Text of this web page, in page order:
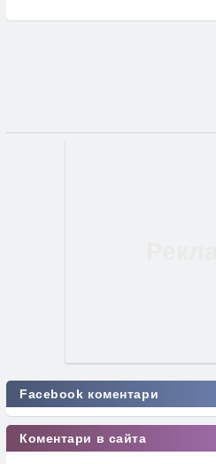
Facebook коментари
Коментари в сайта